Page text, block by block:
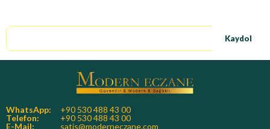
Kaydol
WhatsApp:
+90 530 488 43 00
Telefon:
+90 530 488 43 00
E-Mail:
satis@moderneczane.com